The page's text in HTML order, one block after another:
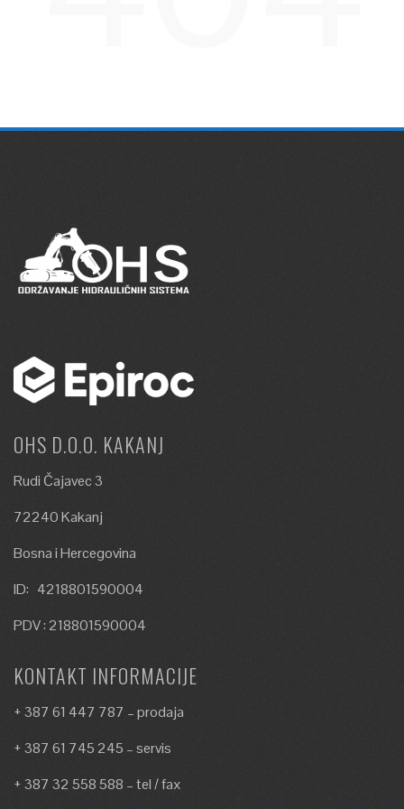
OHS D.O.O. KAKANJ
Rudi Čajavec 3
72240 Kakanj
Bosna i Hercegovina
ID: 4218801590004
PDV : 218801590004
KONTAKT INFORMACIJE
+ 387 61 447 787 – prodaja
+ 387 61 745 245 – servis
+ 387 32 558 588 – tel / fax